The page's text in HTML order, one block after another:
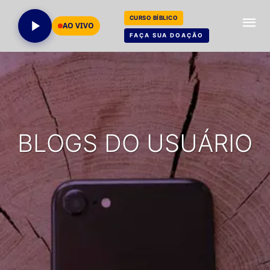
AO VIVO
CURSO BÍBLICO
FAÇA SUA DOAÇÃO
BLOGS DO USUÁRIO